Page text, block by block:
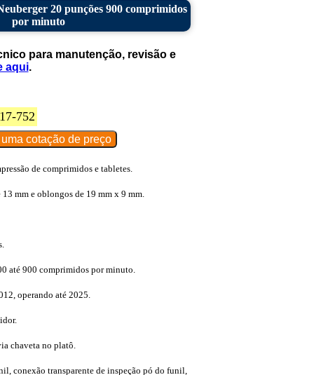
20 punções 900 comprimidos
por minuto
para manutenção, revisão e
aqui.
752
de comprimidos e tabletes.
mm e oblongos de 19 mm x 9 mm.
até 900 comprimidos por minuto.
operando até 2025.
chaveta no platô.
conexão transparente de inspeção pó do funil,